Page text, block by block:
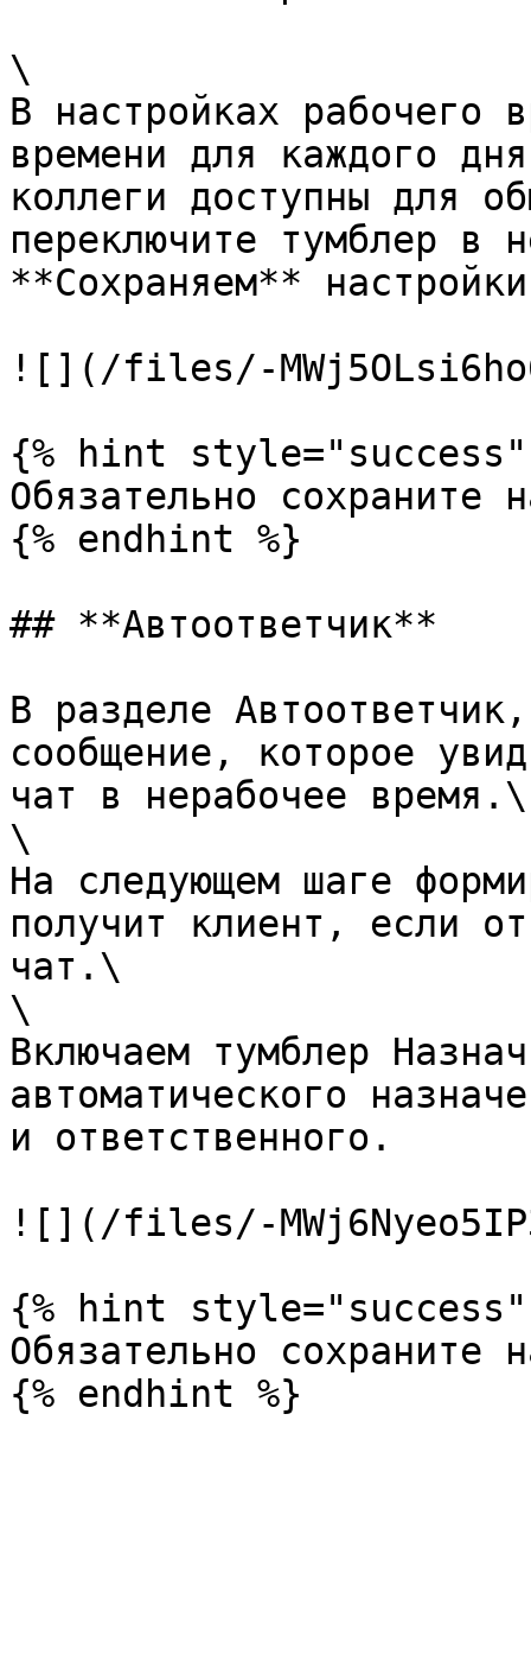
\
В настройках рабочего
времени для каждого
коллеги доступны для
переключите тумблер в
**Сохраняем**
![](/files/-
{% hint style="success"
Обязательно сохраните
{% endhint %}
## **Автоответчик**
В разделе
сообщение, которое
чат в нерабочее время.\
\
На следующем шаге
получит клиент, если
чат.\
\
Включаем тумблер
автоматического
и ответственного.
![](/files/-
{% hint style="success"
Обязательно сохраните